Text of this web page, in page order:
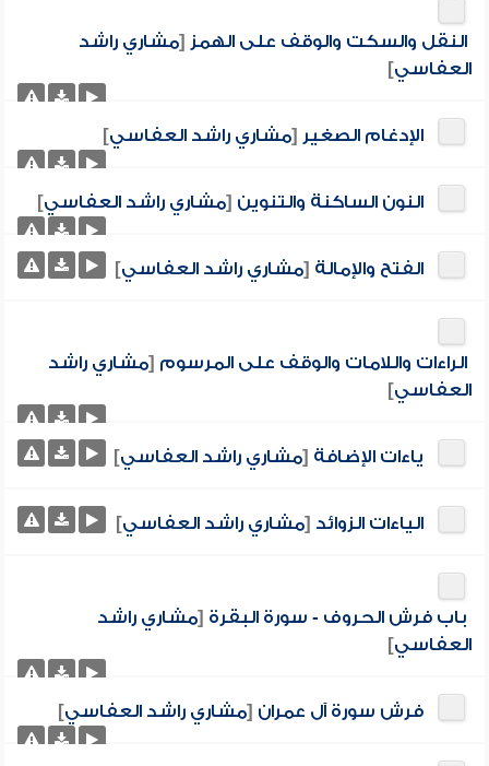
النقل والسكت والوقف على الهمز [مشاري راشد
العفاسي]
الإدغام الصغير [مشاري راشد العفاسي]
النون الساكنة والتنوين [مشاري راشد العفاسي]
الفتح والإمالة [مشاري راشد العفاسي]
الراءات واللامات والوقف على المرسوم [مشاري راشد
العفاسي]
ياءات الإضافة [مشاري راشد العفاسي]
الياءات الزوائد [مشاري راشد العفاسي]
باب فرش الحروف - سورة البقرة [مشاري راشد
العفاسي]
فرش سورة آل عمران [مشاري راشد العفاسي]